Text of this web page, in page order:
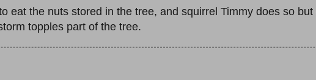
eat the nuts stored in the tree, and squirrel Timmy does so
topples part of the tree.